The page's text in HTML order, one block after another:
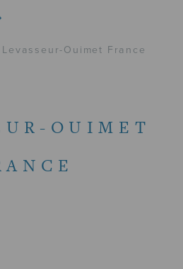
Levasseur-Ouimet France
OUIMET